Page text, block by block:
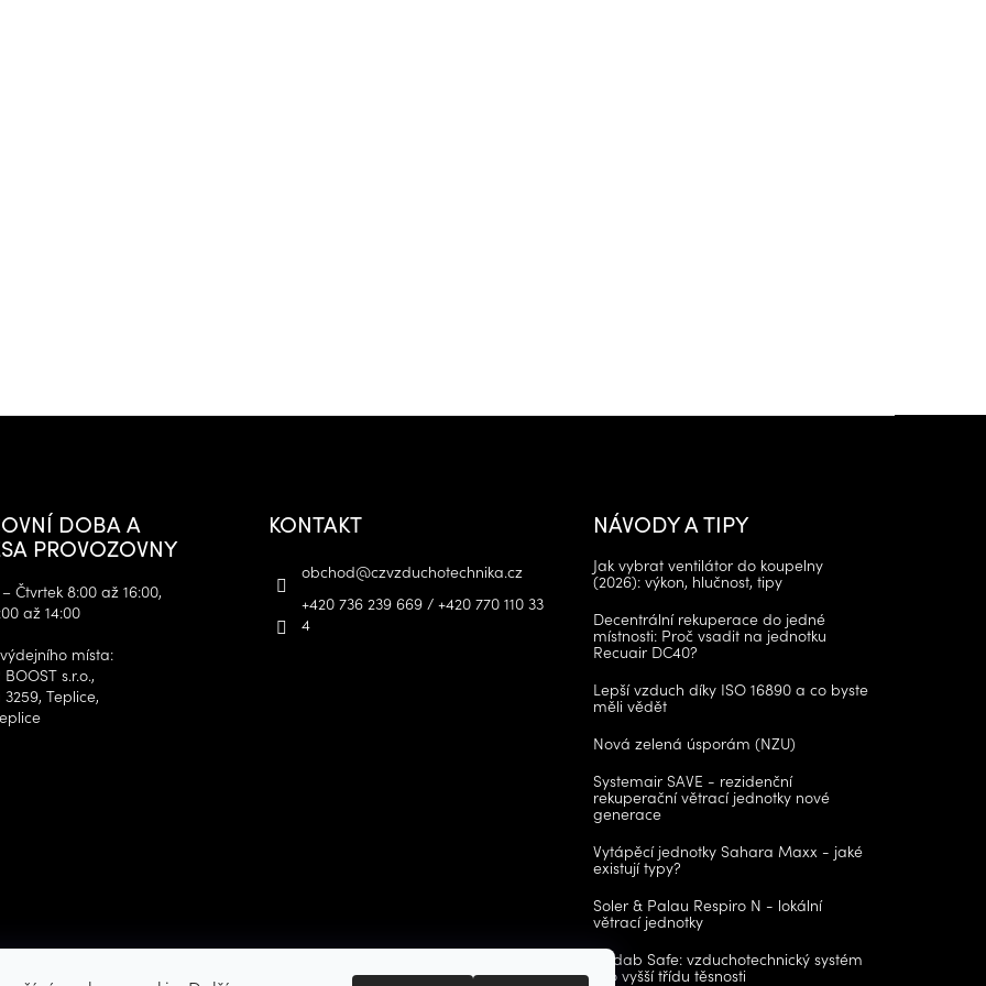
DOBA A
PROVOZOVNY
Čtvrtek 8:00 až 16:00,
až 14:00
místa:
s.r.o.,
Teplice,
KONTAKT
obchod@czvzduchotechnika.cz
+420 736 239 669 / +420 770 110 33
4
NÁVODY A TIPY
Jak vybrat ventilátor do koupelny
(2026): výkon, hlučnost, tipy
Decentrální rekuperace do jedné
místnosti: Proč vsadit na jednotku
Recuair DC40?
Lepší vzduch díky ISO 16890 a co byste
měli vědět
Nová zelená úsporám (NZU)
Systemair SAVE - rezidenční
rekuperační větrací jednotky nové
generace
Vytápěcí jednotky Sahara Maxx - jaké
existují typy?
Soler & Palau Respiro N - lokální
větrací jednotky
Lindab Safe: vzduchotechnický systém
pro vyšší třídu těsnosti